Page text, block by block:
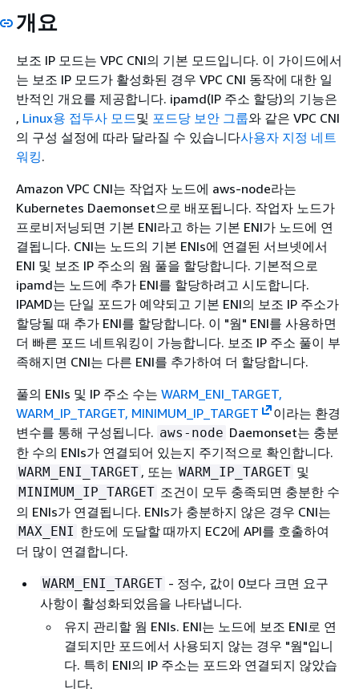
개요
보조 IP 모드는 VPC CNI의 기본 모드입니다. 이 가이드에서
는 보조 IP 모드가 활성화된 경우 VPC CNI 동작에 대한 일
반적인 개요를 제공합니다. ipamd(IP 주소 할당)의 기능은
, Linux용 접두사 모드및 포드당 보안 그룹와 같은 VPC CNI
의 구성 설정에 따라 달라질 수 있습니다사용자 지정 네트
워킹.
Amazon VPC CNI는 작업자 노드에 aws-node라는
Kubernetes Daemonset으로 배포됩니다. 작업자 노드가
프로비저닝되면 기본 ENI라고 하는 기본 ENI가 노드에 연
결됩니다. CNI는 노드의 기본 ENIs에 연결된 서브넷에서
ENI 및 보조 IP 주소의 웜 풀을 할당합니다. 기본적으로
ipamd는 노드에 추가 ENI를 할당하려고 시도합니다.
IPAMD는 단일 포드가 예약되고 기본 ENI의 보조 IP 주소가
할당될 때 추가 ENI를 할당합니다. 이 "웜" ENI를 사용하면
더 빠른 포드 네트워킹이 가능합니다. 보조 IP 주소 풀이 부
족해지면 CNI는 다른 ENI를 추가하여 더 할당합니다.
풀의 ENIs 및 IP 주소 수는 WARM_ENI_TARGET,
WARM_IP_TARGET, MINIMUM_IP_TARGET
이라는 환경
변수를 통해 구성됩니다. aws-node Daemonset는 충분
한 수의 ENIs가 연결되어 있는지 주기적으로 확인합니다.
WARM_ENI_TARGET , 또는 WARM_IP_TARGET 및
MINIMUM_IP_TARGET 조건이 모두 충족되면 충분한 수
의 ENIs가 연결됩니다. ENIs가 충분하지 않은 경우 CNI는
MAX_ENI 한도에 도달할 때까지 EC2에 API를 호출하여
더 많이 연결합니다.
WARM_ENI_TARGET - 정수, 값이 0보다 크면 요구
사항이 활성화되었음을 나타냅니다.
유지 관리할 웜 ENIs. ENI는 노드에 보조 ENI로 연
결되지만 포드에서 사용되지 않는 경우 "웜"입니
다. 특히 ENI의 IP 주소는 포드와 연결되지 않았습
니다.